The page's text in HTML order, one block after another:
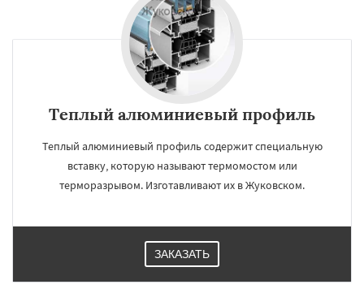
Теплый алюминиевый профиль
Теплый алюминиевый профиль содержит специальную
вставку, которую называют термомостом или
терморазрывом. Изготавливают их в Жуковском.
ЗАКАЗАТЬ